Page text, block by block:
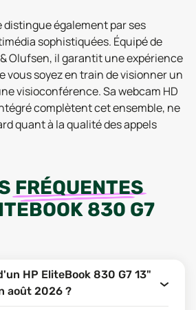
distingue également par ses
sophistiquées. Équipé de
Olufsen, il garantit une expérience
vous soyez en train de visionner un
visioconférence. Sa webcam HD
complètent cet ensemble, ne
quant à la qualité des appels
FRÉQUENTES
830 G7
HP EliteBook 830 G7 13"
août 2026 ?